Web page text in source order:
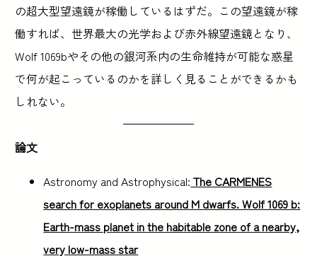
の超大型望遠鏡が稼働しているはずだ。この望遠鏡が稼
働すれば、世界最大の光学および赤外線望遠鏡となり、
Wolf 1069bやその他の銀河系内の生命維持が可能な惑星
で何が起こっているのかを詳しく見ることができるかも
しれない。
論文
Astronomy and Astrophysical: The CARMENES
search for exoplanets around M dwarfs. Wolf 1069 b:
Earth-mass planet in the habitable zone of a nearby,
very low-mass star